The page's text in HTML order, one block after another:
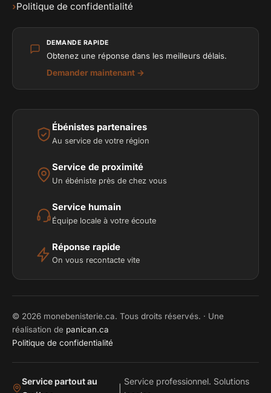
›Politique de confidentialité
DEMANDE RAPIDE
Obtenez une réponse dans les meilleurs délais.
Demander maintenant →
Ébénistes partenaires
Au service de votre région
Service de proximité
Un ébéniste près de chez vous
Service humain
Équipe locale à votre écoute
Réponse rapide
On vous recontacte vite
© 2026 monebenisterie.ca. Tous droits réservés. · Une
réalisation de panican.ca
Politique de confidentialité
Service partout au
Service professionnel. Solutions